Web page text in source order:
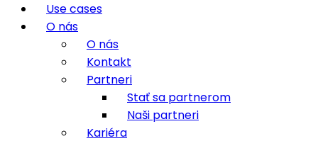
Use cases
O nás
O nás
Kontakt
Partneri
Stať sa partnerom
Naši partneri
Kariéra